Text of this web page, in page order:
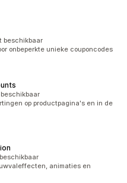
beschikbaar
onbeperkte unieke couponcodes
op productpagina's en in de
animaties en